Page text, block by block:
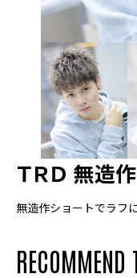
ＴＲＤ 無造
無造作ショートでラフ
RECOMMEND